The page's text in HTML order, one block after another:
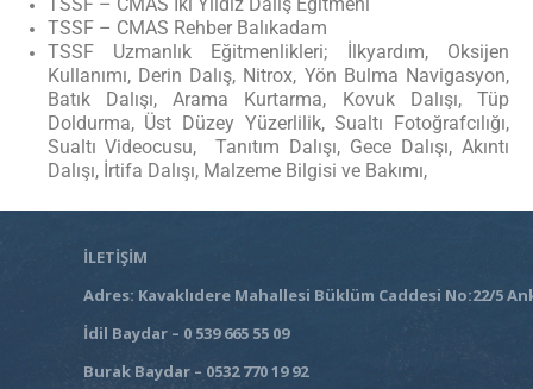
TSSF – CMAS Rehber Balıkadam
TSSF Uzmanlık Eğitmenlikleri; İlkyardım, Oksijen
Kullanımı, Derin Dalış, Nitrox, Yön Bulma Navigasyon,
Batık Dalışı, Arama Kurtarma, Kovuk Dalışı, Tüp
Doldurma, Üst Düzey Yüzerlilik, Sualtı Fotoğrafcılığı,
Sualtı Videocusu, Tanıtım Dalışı, Gece Dalışı, Akıntı
Dalışı, İrtifa Dalışı, Malzeme Bilgisi ve Bakımı,
İLETİŞİM
Adres: Kavaklıdere Mahallesi Büklüm Caddesi No:22/5
İdil Baydar – 0 539 665 55 09
Burak Baydar – 0532 770 19 92